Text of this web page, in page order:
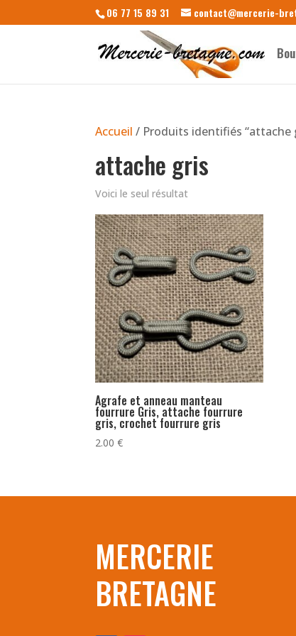
06 77 15 89 31 contact@mercerie-
Accueil / Produits identifiés “attache
attache gris
Voici le seul résultat
Agrafe et anneau manteau
fourrure Gris, attache fourrure
gris, crochet fourrure gris
2.00€
MERCERIE
BRETAGNE